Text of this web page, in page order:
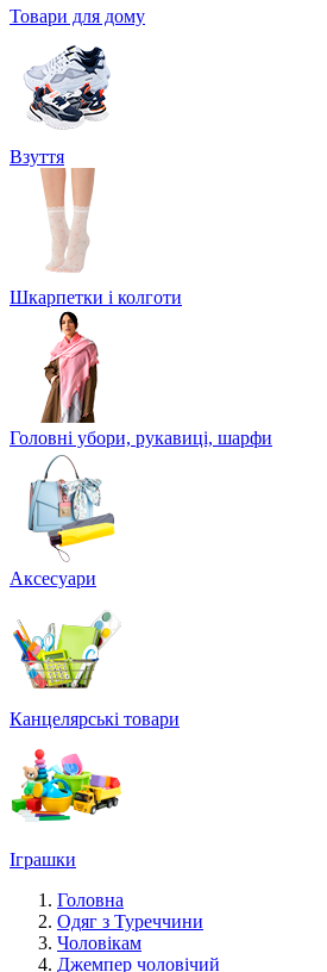
Товари для дому
Взуття
Шкарпетки і колготи
Головні убори, рукавиці, шарфи
Аксесуари
Канцелярські товари
Іграшки
Головна
Одяг з Туреччини
Чоловікам
Джемпер чоловічий